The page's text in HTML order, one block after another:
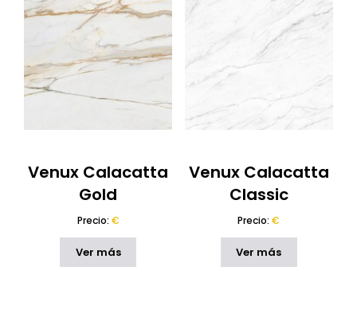
Venux Calacatta
Gold
Precio: €
Ver más
Venux Calacatta
Classic
Precio:€
Ver más